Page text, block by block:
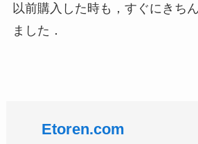
以前購入した時も，すぐにきち
ました．
Etoren.com